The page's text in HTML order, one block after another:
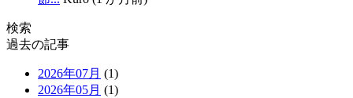
検索
過去の記事
2026年07月 (1)
2026年05月 (1)